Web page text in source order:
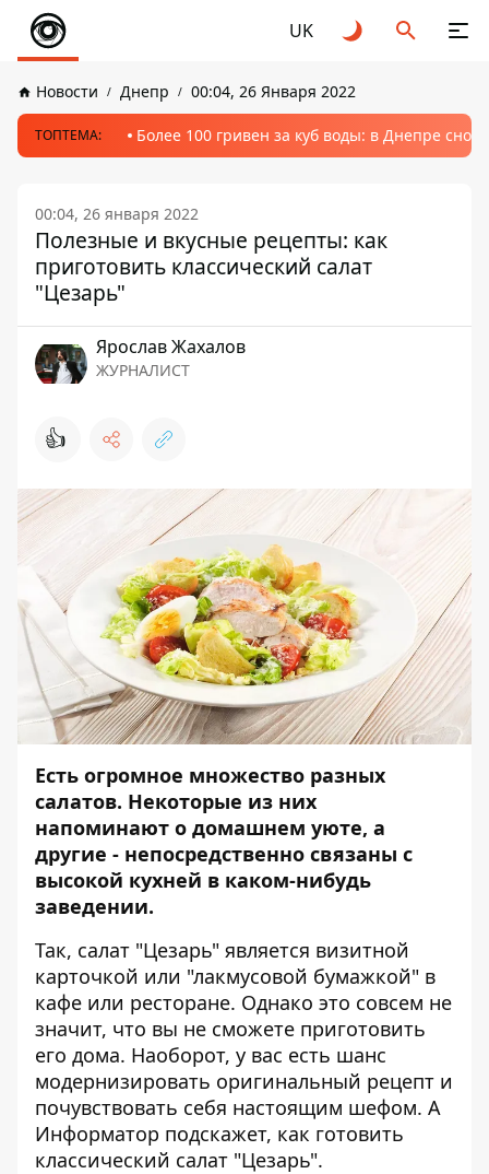
UK
Новости Днепр 00:04, 26 Января 2022
ТОПТЕМА: Более 100 гривен за куб воды: в Днепре
00:04, 26 января 2022
Полезные и вкусные рецепты: как
приготовить классический салат
"Цезарь"
Ярослав Жахалов
ЖУРНАЛИСТ
👍
Есть огромное множество разных
салатов. Некоторые из них
напоминают о домашнем уюте, а
другие - непосредственно связаны с
высокой кухней в каком-нибудь
заведении.
Так, салат "Цезарь" является визитной
карточкой или "лакмусовой бумажкой" в
кафе или ресторане. Однако это совсем не
значит, что вы не сможете приготовить
его дома. Наоборот, у вас есть шанс
модернизировать оригинальный рецепт и
почувствовать себя настоящим шефом. А
Информатор подскажет, как готовить
классический салат "Цезарь".